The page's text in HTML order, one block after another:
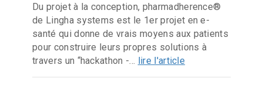
Du projet à la conception, pharmadherence®
de Lingha systems est le 1er projet en e-
santé qui donne de vrais moyens aux patients
pour construire leurs propres solutions à
travers un “hackathon -... lire l'article